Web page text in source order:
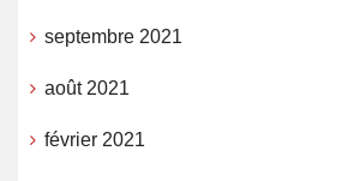
septembre 2021
août 2021
février 2021